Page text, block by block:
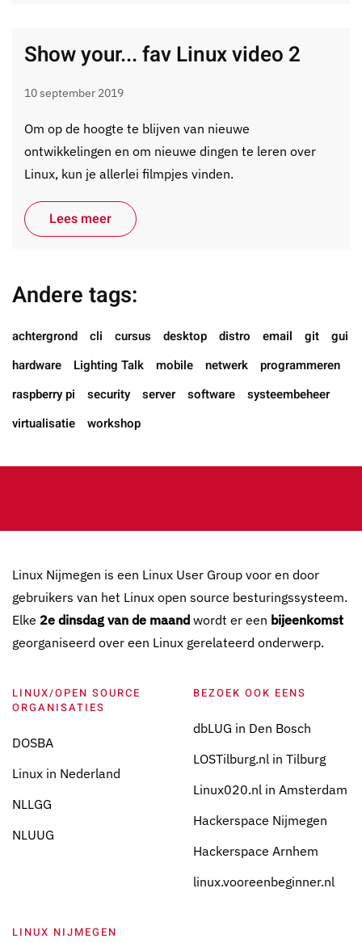
Show your... fav Linux video 2
10 september 2019
Om op de hoogte te blijven van nieuwe
ontwikkelingen en om nieuwe dingen te leren over
Linux, kun je allerlei filmpjes vinden.
Lees meer
Andere tags:
achtergrond cli cursus desktop distro email git
gui
hardware
Lighting Talk mobile netwerk
programmeren
raspberry pi
security server software
systeembeheer
virtualisatie
workshop
Linux Nijmegen is een Linux User Group voor en door
gebruikers van het Linux open source besturingssysteem.
Elke 2e dinsdag van de maand wordt er een bijeenkomst
georganiseerd over een Linux gerelateerd onderwerp.
LINUX/OPEN SOURCE
ORGANISATIES
DOSBA
Linux in Nederland
NLLGG
NLUUG
BEZOEK OOK EENS
dbLUG in Den Bosch
LOSTilburg.nl in Tilburg
Linux020.nl in Amsterdam
Hackerspace Nijmegen
Hackerspace Arnhem
linux.vooreenbeginner.nl
LINUX NIJMEGEN